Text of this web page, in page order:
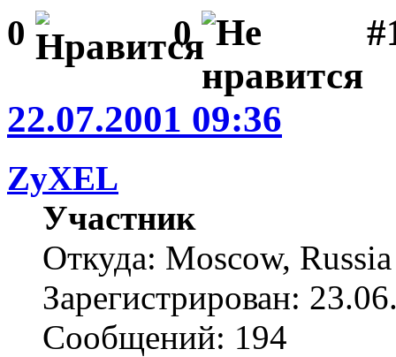
0 0
22.07.2001 09:36
ZyXEL
Участник
Откуда: Moscow, Russia
Зарегистрирован:
Сообщений: 194